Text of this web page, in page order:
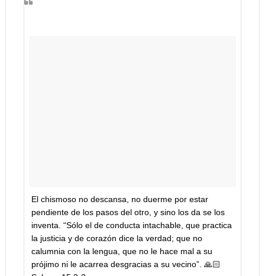
El chismoso no descansa, no duerme por estar
pendiente de los pasos del otro, y sino los da se los
inventa. “Sólo el de conducta intachable, que practica
la justicia y de corazón dice la verdad; que no
calumnia con la lengua, que no le hace mal a su
prójimo ni le acarrea desgracias a su vecino”. 🙏🏻